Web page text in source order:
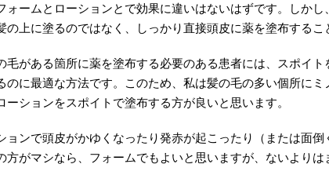
ォームとローションとで効果に違いはないはずです。しかし
の上に塗るのではなく、しっかり直接頭皮に薬を塗布するこ
毛がある箇所に薬を塗布する必要のある患者には、スポイト
のに最適な方法です。このため、私は髪の毛の多い個所にミ
ーションをスポイトで塗布する方が良いと思います。
ョンで頭皮がかゆくなったり発赤が起こったり（または面倒
方がマシなら、フォームでもよいと思いますが、ないよりは